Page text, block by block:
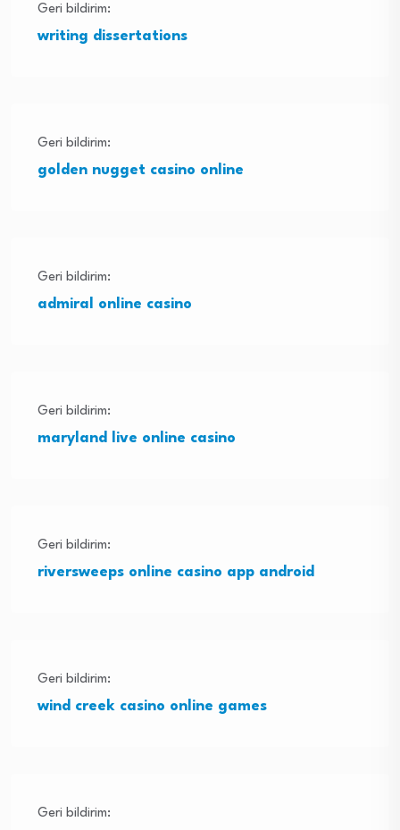
Geri bildirim:
writing dissertations
Geri bildirim:
golden nugget casino online
Geri bildirim:
admiral online casino
Geri bildirim:
maryland live online casino
Geri bildirim:
riversweeps online casino app android
Geri bildirim:
wind creek casino online games
Geri bildirim: